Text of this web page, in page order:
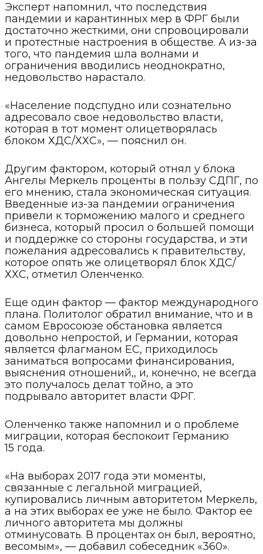
Эксперт напомнил, что последствия
пандемии и карантинных мер в ФРГ были
достаточно жесткими, они спровоцировали
и протестные настроения в обществе. А из-за
того, что пандемия шла волнами и
ограничения вводились неоднократно,
недовольство нарастало.
«Население подспудно или сознательно
адресовало свое недовольство власти,
которая в тот момент олицетворялась
блоком ХДС/ХХС», — пояснил он.
Другим фактором, который отнял у блока
Ангелы Меркель проценты в пользу СДПГ, по
его мнению, стала экономическая ситуация.
Введенные из-за пандемии ограничения
привели к торможению малого и среднего
бизнеса, который просил о большей помощи
и поддержке со стороны государства, и эти
пожелания адресовались к правительству,
которое опять же олицетворял блок ХДС/
ХХС, отметил Оленченко.
Еще один фактор — фактор международного
плана. Политолог обратил внимание, что и в
самом Евросоюзе обстановка является
довольно непростой, и Германии, которая
является флагманом ЕС, приходилось
заниматься вопросами финансирования,
выяснения отношений,, и, конечно, не всегда
это получалось делат тойно, а это
подрывало авторитет власти ФРГ.
Оленченко также напомнил и о проблеме
миграции, которая беспокоит Германию
15 года.
«На выборах 2017 года эти моменты,
связанные с легальной миграцией,
купировались личным авторитетом Меркель,
а на этих выборах ее уже не было. Фактор ее
личного авторитета мы должны
отминусовать. В процентах он был, вероятно,
весомым», — добавил собеседник «360».